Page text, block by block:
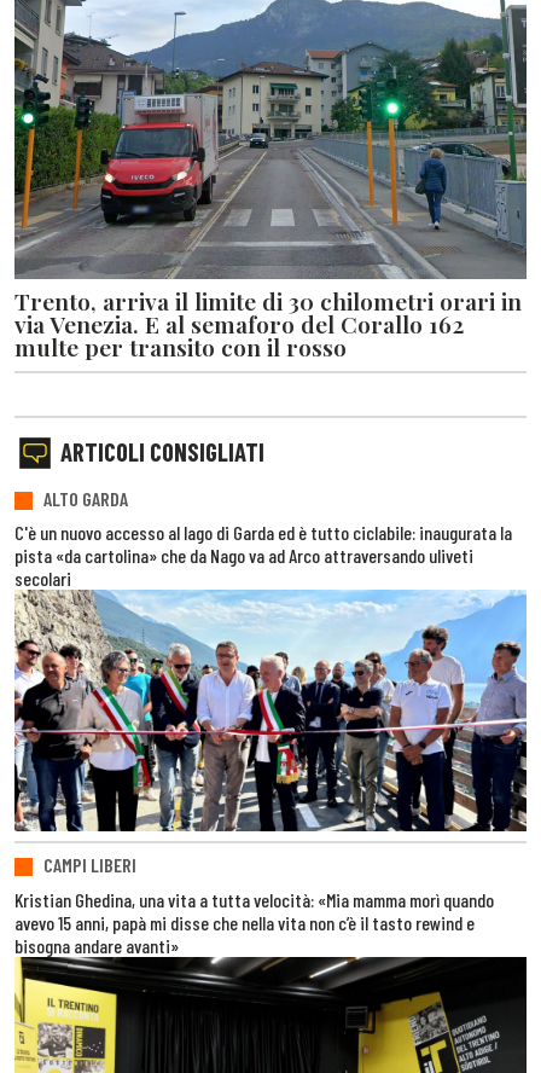
Trento, arriva il limite di 30 chilometri orari in
via Venezia. E al semaforo del Corallo 162
multe per transito con il rosso
ARTICOLI CONSIGLIATI
ALTO GARDA
C'è un nuovo accesso al lago di Garda ed è tutto ciclabile: inaugurata la
pista «da cartolina» che da Nago va ad Arco attraversando uliveti
secolari
CAMPI LIBERI
Kristian Ghedina, una vita a tutta velocità: «Mia mamma morì quando
avevo 15 anni, papà mi disse che nella vita non c’è il tasto rewind e
bisogna andare avanti»